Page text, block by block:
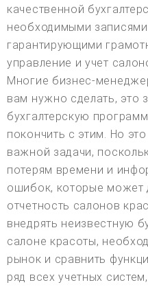
качественной
необходимыми
гарантирующими
управление и учет
Многие бизнес-
вам нужно сделать, это
бухгалтерскую
покончить с этим. Но
важной задачи,
потерям времени и
ошибок, которые может
отчетность салонов
внедрять неизвестную
салоне красоты,
рынок и сравнить
ряд всех учетных